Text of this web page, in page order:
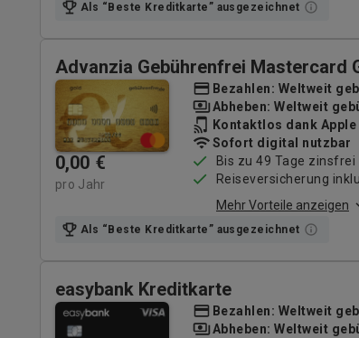
Als “Beste Kreditkarte” ausgezeichnet
Advanzia Gebührenfrei Mastercard
0,00 €
pro Jahr
Bezahlen: Weltweit
Abheben: Weltweit
Kontaktlos dank
Sofort digital nutzbar
Bis zu 49 Tage zinsfrei
Reiseversicherung
Mehr Vorteile anzeigen
Als “Beste Kreditkarte” ausgezeichnet
easybank Kreditkarte
Bezahlen: Weltweit
Abheben: Weltweit